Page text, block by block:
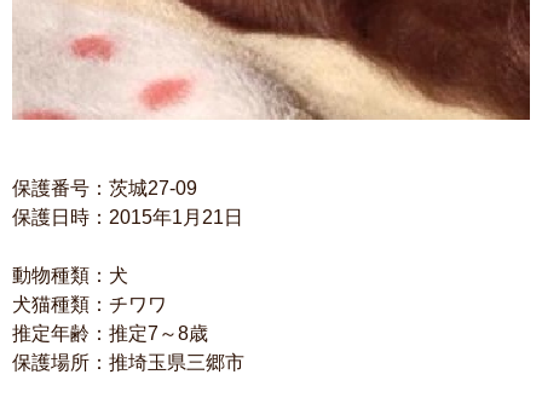
保護番号：茨城27-09
保護日時：2015年1月21日
動物種類：犬
犬猫種類：チワワ
推定年齢：推定7～8歳
保護場所：推埼玉県三郷市